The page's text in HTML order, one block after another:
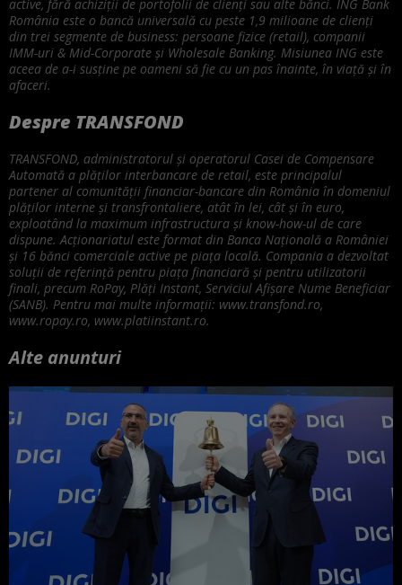
active, fără achiziții de portofolii de clienți sau alte bănci. ING Bank
România este o bancă universală cu peste 1,9 milioane de clienți
din trei segmente de business: persoane fizice (retail), companii
IMM-uri & Mid-Corporate și Wholesale Banking. Misiunea ING este
aceea de a-i susține pe oameni să fie cu un pas înainte, în viață și în
afaceri.
Despre TRANSFOND
TRANSFOND, administratorul și operatorul Casei de Compensare
Automată a plăților interbancare de retail, este principalul
partener al comunității financiar-bancare din România în domeniul
plăților interne și transfrontaliere, atât în lei, cât și în euro,
exploatând la maximum infrastructura şi know-how-ul de care
dispune. Acționariatul este format din Banca Națională a României
și 16 bănci comerciale active pe piața locală. Compania a dezvoltat
soluții de referință pentru piața financiară și pentru utilizatorii
finali, precum RoPay, Plăți Instant, Serviciul Afișare Nume Beneficiar
(SANB). Pentru mai multe informații: www.transfond.ro,
www.ropay.ro, www.platiinstant.ro.
Alte anunturi